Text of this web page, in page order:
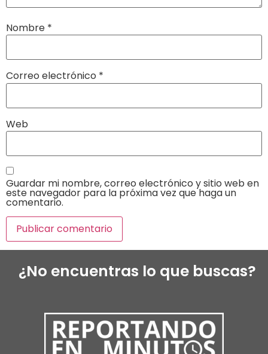
Nombre *
Correo electrónico *
Web
Guardar mi nombre, correo electrónico y sitio web en
este navegador para la próxima vez que haga un
comentario.
¿No encuentras lo que buscas?